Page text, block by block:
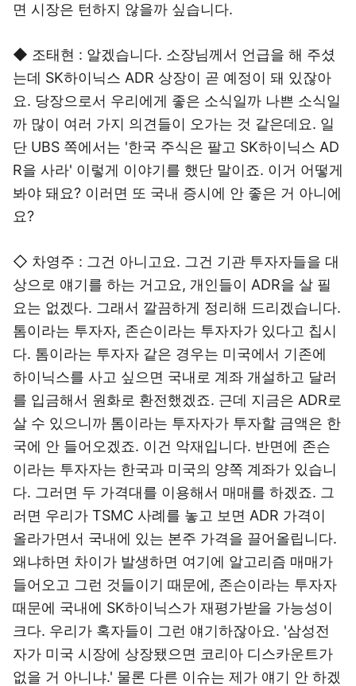
면 시장은 턴하지 않을까 싶습니다.
◆ 조태현 : 알겠습니다. 소장님께서 언급을 해 주셨
는데 SK하이닉스 ADR 상장이 곧 예정이 돼 있잖아
요. 당장으로서 우리에게 좋은 소식일까 나쁜 소식일
까 많이 여러 가지 의견들이 오가는 것 같은데요. 일
단 UBS 쪽에서는 '한국 주식은 팔고 SK하이닉스 AD
R을 사라' 이렇게 이야기를 했단 말이죠. 이거 어떻게
봐야 돼요? 이러면 또 국내 증시에 안 좋은 거 아니에
요?
◇ 차영주 : 그건 아니고요. 그건 기관 투자자들을 대
상으로 얘기를 하는 거고요, 개인들이 ADR을 살 필
요는 없겠다. 그래서 깔끔하게 정리해 드리겠습니다.
톰이라는 투자자, 존슨이라는 투자자가 있다고 칩시
다. 톰이라는 투자자 같은 경우는 미국에서 기존에
하이닉스를 사고 싶으면 국내로 계좌 개설하고 달러
를 입금해서 원화로 환전했겠죠. 근데 지금은 ADR로
살 수 있으니까 톰이라는 투자자가 투자할 금액은 한
국에 안 들어오겠죠. 이건 악재입니다. 반면에 존슨
이라는 투자자는 한국과 미국의 양쪽 계좌가 있습니
다. 그러면 두 가격대를 이용해서 매매를 하겠죠. 그
러면 우리가 TSMC 사례를 놓고 보면 ADR 가격이
올라가면서 국내에 있는 본주 가격을 끌어올립니다.
왜냐하면 차이가 발생하면 여기에 알고리즘 매매가
들어오고 그런 것들이기 때문에, 존슨이라는 투자자
때문에 국내에 SK하이닉스가 재평가받을 가능성이
크다. 우리가 혹자들이 그런 얘기하잖아요. '삼성전
자가 미국 시장에 상장됐으면 코리아 디스카운트가
없을 거 아니냐.' 물론 다른 이슈는 제가 얘기 안 하겠